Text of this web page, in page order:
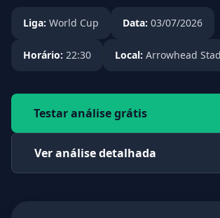
Liga: World Cup Data: 03/07/2026
Horário: 22:30 Local: Arrowhead
Testar análise grátis
Ver análise detalhada